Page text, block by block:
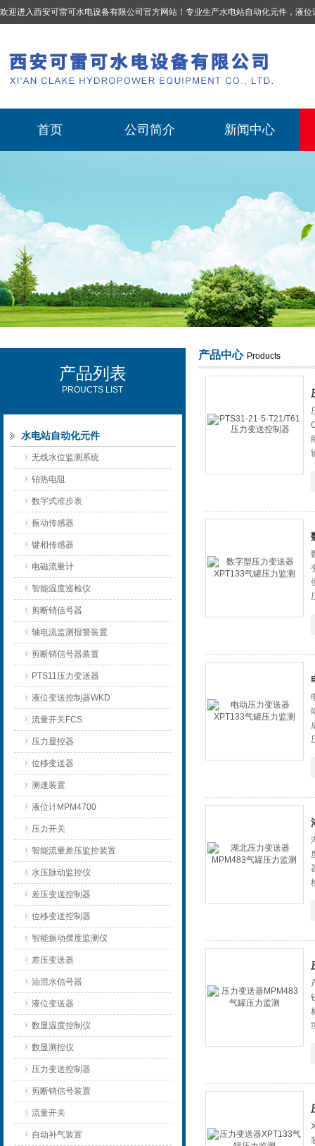
欢迎进入西安可雷可水电设备有限公司官方网站！专业生产水电站自动化元件，液位计、流量计、压力变送器、油混水控制器、温度传感器、电磁阀球阀蝶阀、测速装置、位移
西安可雷可水电设备有限公司
首页 公司简介 新闻中心
产品列表
PROUCTS LIST
水电站自动化元件
无线水位监测系统
铂热电阻
数字式准步表
振动传感器
键相传感器
电磁流量计
智能温度巡检仪
剪断销信号器
轴电流监测报警装置
剪断销信号器装置
PTS11压力变送器
液位变送控制器WKD
流量开关FCS
压力显控器
位移变送器
测速装置
液位计MPM4700
压力开关
智能流量差压监控装置
水压脉动监控仪
差压变送控制器
位移变送控制器
智能振动摆度监测仪
差压变送器
油混水信号器
液位变送器
数显温度控制仪
数显测控仪
压力变送控制器
剪断销信号装置
流量开关
自动补气装置
产品中心 Products